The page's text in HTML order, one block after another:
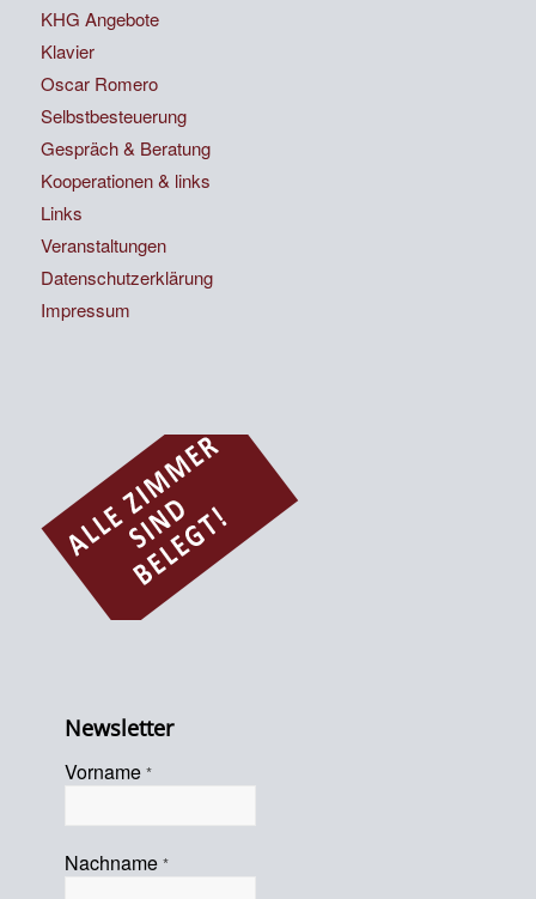
KHG Angebote
Klavier
Oscar Romero
Selbstbesteuerung
Gespräch & Beratung
Kooperationen & links
Links
Veranstaltungen
Datenschutzerklärung
Impressum
Newsletter
Vorname *
Nachname *